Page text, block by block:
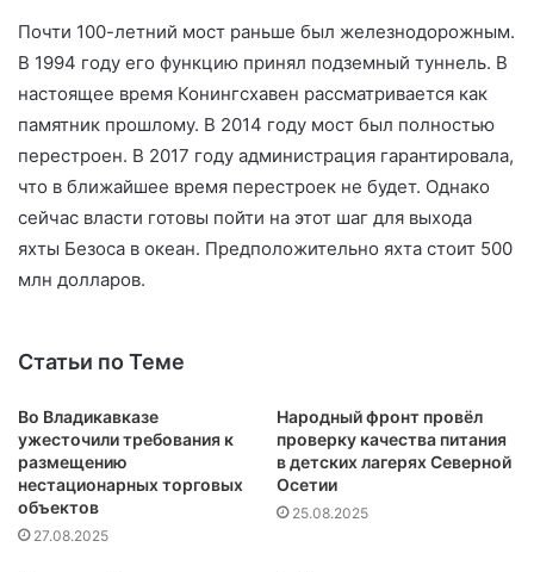
Почти 100-летний мост раньше был железнодорожным.
В 1994 году его функцию принял подземный туннель. В
настоящее время Конингсхавен рассматривается как
памятник прошлому. В 2014 году мост был полностью
перестроен. В 2017 году администрация гарантировала,
что в ближайшее время перестроек не будет. Однако
сейчас власти готовы пойти на этот шаг для выхода
яхты Безоса в океан. Предположительно яхта стоит 500
млн долларов.
Статьи по Теме
Во Владикавказе
ужесточили требования к
размещению
нестационарных торговых
объектов
27.08.2025
Народный фронт провёл
проверку качества питания
в детских лагерях Северной
Осетии
25.08.2025